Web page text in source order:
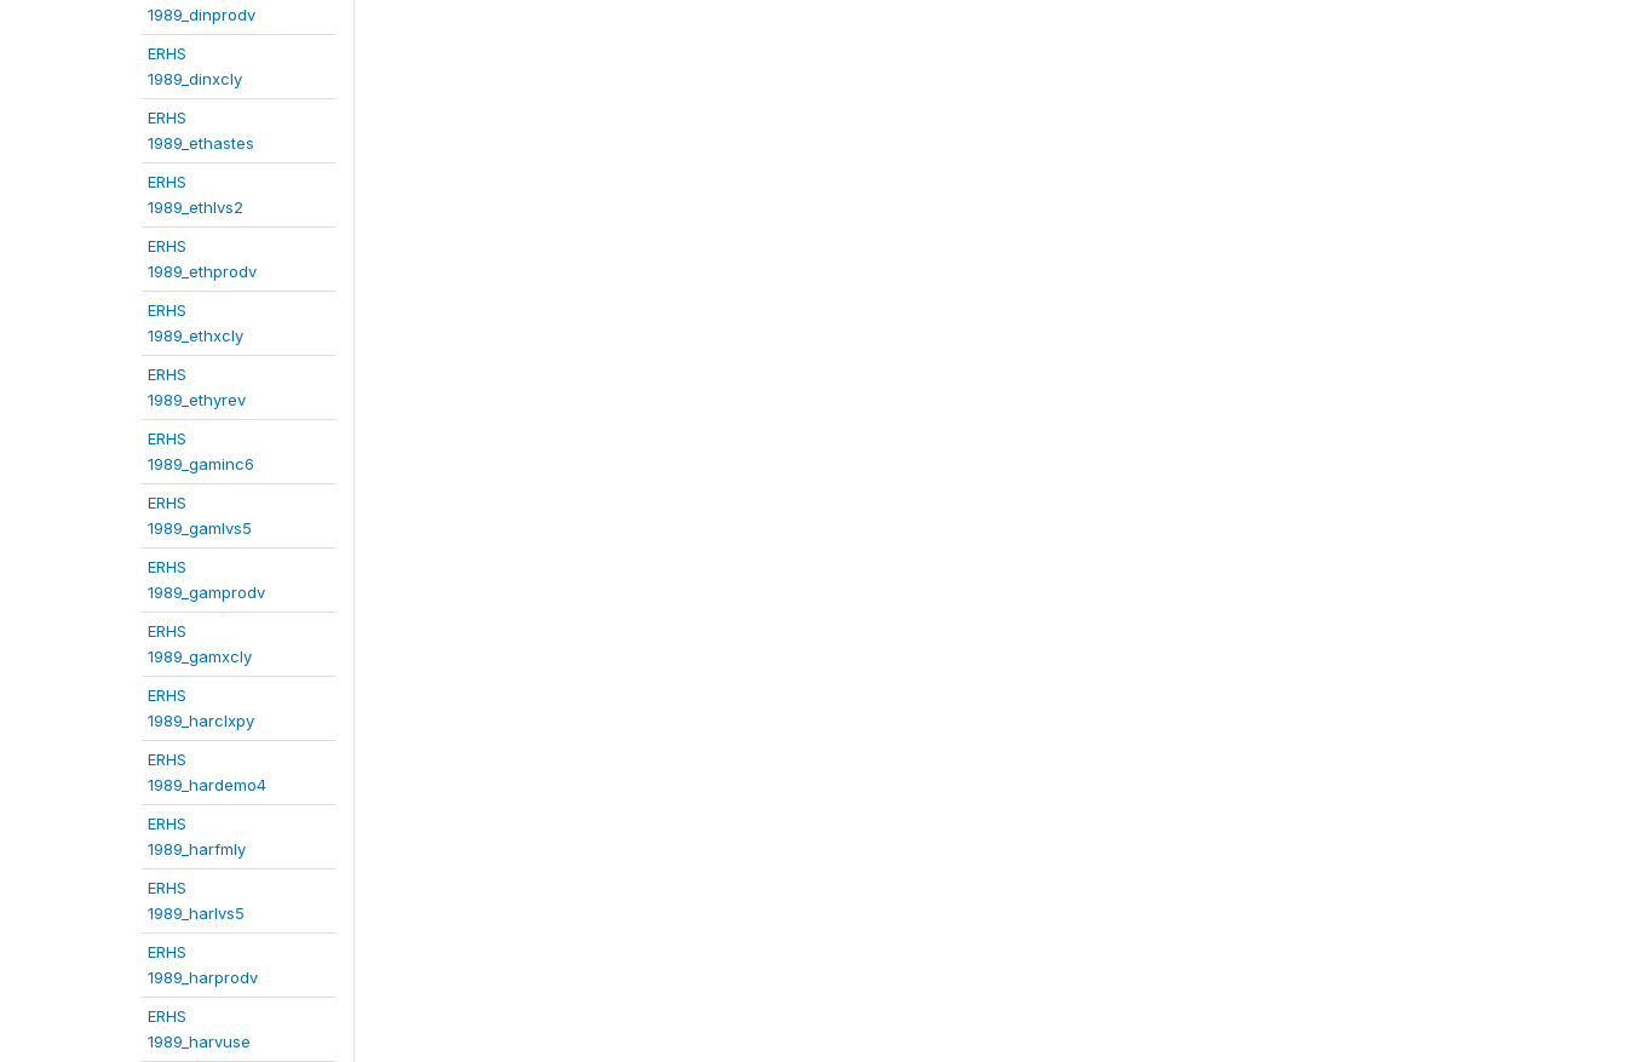
1989_dinprodv
ERHS
1989_dinxcly
ERHS
1989_ethastes
ERHS
1989_ethlvs2
ERHS
1989_ethprodv
ERHS
1989_ethxcly
ERHS
1989_ethyrev
ERHS
1989_gaminc6
ERHS
1989_gamlvs5
ERHS
1989_gamprodv
ERHS
1989_gamxcly
ERHS
1989_harclxpy
ERHS
1989_hardemo4
ERHS
1989_harfmly
ERHS
1989_harlvs5
ERHS
1989_harprodv
ERHS
1989_harvuse